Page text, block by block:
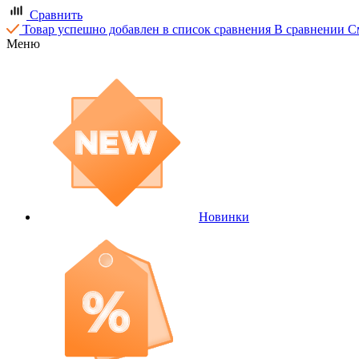
Сравнить
Товар успешно добавлен в список сравнения В сравнении
Меню
Новинки